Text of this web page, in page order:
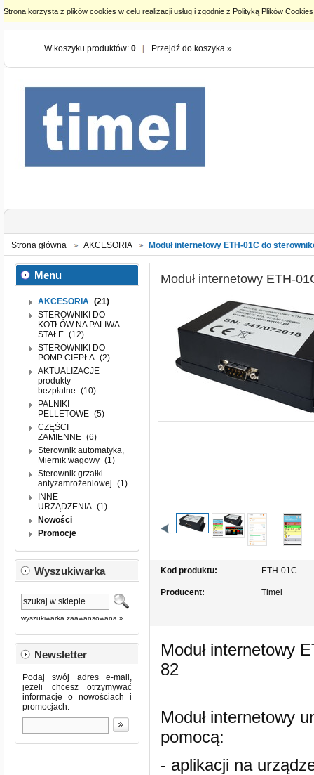
Strona korzysta z plików cookies w celu realizacji usług i zgodnie z Polityką Plików
W koszyku produktów: 0. Przejdź do koszyka »
Strona główna AKCESORIA Moduł internetowy ETH-01C do
Menu
AKCESORIA (21)
STEROWNIKI DO
KOTŁÓW NA PALIWA
STAŁE (12)
STEROWNIKI DO
POMP CIEPŁA (2)
AKTUALIZACJE
produkty
bezpłatne (10)
PALNIKI
PELLETOWE (5)
CZĘŚCI
ZAMIENNE (6)
Sterownik automatyka,
Miernik wagowy (1)
Sterownik grzałki
antyzamrożeniowej (1)
INNE
URZĄDZENIA (1)
Nowości
Promocje
Wyszukiwarka
wyszukiwarka zaawansowana »
Newsletter
Podaj swój adres e-mail,
jeżeli chcesz otrzymywać
informacje o nowościach i
promocjach.
Moduł internetowy ETH-
Kod produktu: ETH-01C
Producent: Timel
Moduł internetowy
82
Moduł internetowy
pomocą:
- aplikacji na